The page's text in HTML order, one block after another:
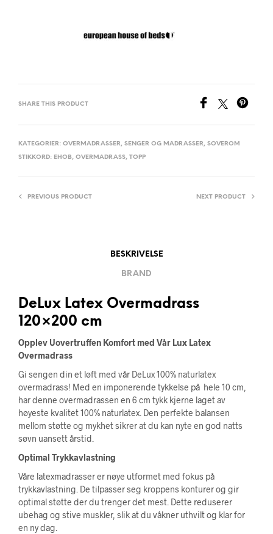
SHARE THIS PRODUCT
KATEGORIER: OVERMADRASSER, SENGER OG MADRASSER, SOVEROM
STIKKORD: EHOB, OVERMADRASS, TOPP
PREVIOUS PRODUCT NEXT PRODUCT
BESKRIVELSE
BRAND
DeLux Latex Overmadrass
120×200 cm
Opplev Uovertruffen Komfort med Vår Lux Latex
Overmadrass
Gi sengen din et løft med vår DeLux 100% naturlatex
overmadrass! Med en imponerende tykkelse på hele 10 cm,
har denne overmadrassen en 6 cm tykk kjerne laget av
høyeste kvalitet 100% naturlatex. Den perfekte balansen
mellom støtte og mykhet sikrer at du kan nyte en god natts
søvn uansett årstid.
Optimal Trykkavlastning
Våre latexmadrasser er nøye utformet med fokus på
trykkavlastning. De tilpasser seg kroppens konturer og gir
optimal støtte der du trenger det mest. Dette reduserer
ubehag og stive muskler, slik at du våkner uthvilt og klar for
en ny dag.